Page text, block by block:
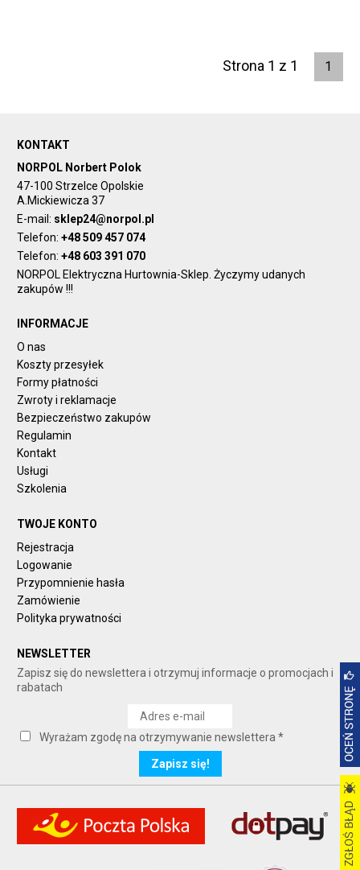
Strona 1 z 1 1
KONTAKT
NORPOL Norbert Polok
47-100 Strzelce Opolskie
A.Mickiewicza 37
E-mail: sklep24@norpol.pl
Telefon:+48 509 457 074
Telefon:+48 603 391 070
NORPOL Elektryczna Hurtownia-Sklep. Życzymy udanych
zakupów !!!
INFORMACJE
O nas
Koszty przesyłek
Formy płatności
Zwroty i reklamacje
Bezpieczeństwo zakupów
Regulamin
Kontakt
Usługi
Szkolenia
TWOJE KONTO
Rejestracja
Logowanie
Przypomnienie hasła
Zamówienie
Polityka prywatności
NEWSLETTER
Zapisz się do newslettera i otrzymuj informacje o promocjach i
rabatach
Wyrażam zgodę na otrzymywanie newslettera *